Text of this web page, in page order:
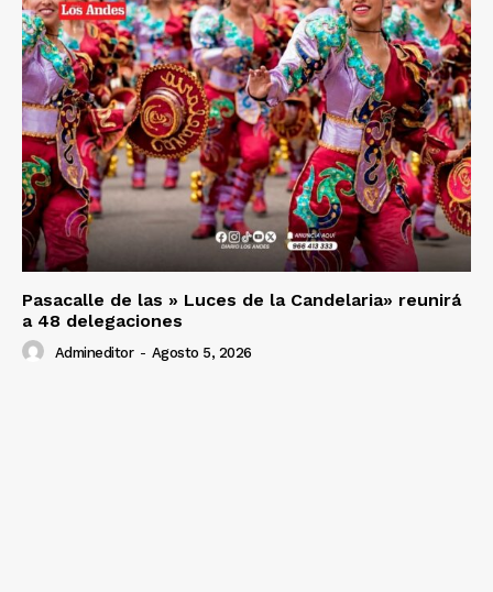
Pasacalle de las » Luces de la Candelaria» reunirá
a 48 delegaciones
Admineditor - Agosto 5, 2026